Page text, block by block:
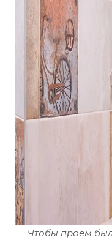
Чтобы проем